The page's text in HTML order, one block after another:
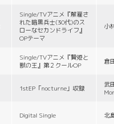
Single/TVアニメ『解雇さ
れた暗黒兵士(30代)のス
ローなセカンドライフ』
OPテーマ
小
Single/TVアニメ『贄姫と
獣の王』第２クールOP
倉
1stEP「nocturne」収録
武
Digital Single 北